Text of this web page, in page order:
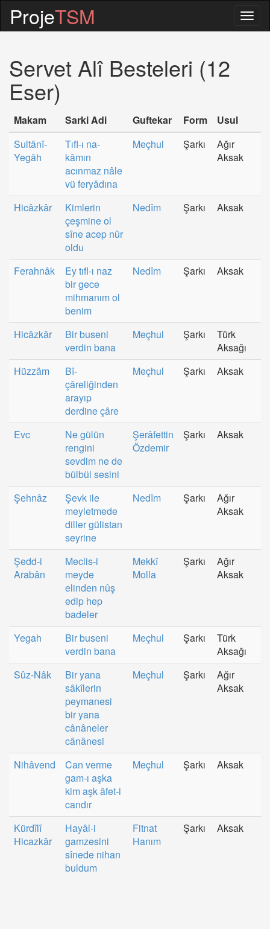
ProjeTSM
Servet Alî Besteleri (12
Eser)
Makam Sarki Adi Guftekar Form
Usul
Sultânî-
Yegâh
Tıfl-ı na-
kâmın
acınmaz nâle
vü feryâdına
Meçhul Şarkı
Ağır
Aksak
Hicâzkâr
Kimlerin
çeşmine ol
sîne acep nûr
oldu
Nedîm Şarkı Aksak
Ferahnâk
Ey tıfl-ı naz
bir gece
mihmanım ol
benim
Nedîm Şarkı Aksak
Hicâzkâr
Bir buseni
verdin bana
Meçhul Şarkı
Türk
Aksağı
Hüzzâm
Bî-
çâreliğinden
arayıp
derdine çâre
Meçhul Şarkı Aksak
Evc
Ne gülün
rengini
sevdim ne de
bülbül sesini
Şerâfettin
Özdemir
Şarkı Aksak
Şehnâz
Şevk ile
meyletmede
diller gülistan
seyrine
Nedîm Şarkı
Ağır
Aksak
Şedd-i
Arabân
Meclis-i
meyde
elinden nûş
edip hep
badeler
Mekkî
Molla
Şarkı
Ağır
Aksak
Yegah
Bir buseni
verdin bana
Meçhul Şarkı
Türk
Aksağı
Sûz-Nâk
Bir yana
sâkîlerin
peymanesi
bir yana
cânâneler
cânânesi
Meçhul Şarkı
Ağır
Aksak
Nihâvend
Can verme
gam-ı aşka
kim aşk âfet-i
candır
Meçhul Şarkı Aksak
Kürdîlî
Hicazkâr
Hayâl-i
gamzesini
sînede nihan
buldum
Fitnat
Hanım
Şarkı Aksak